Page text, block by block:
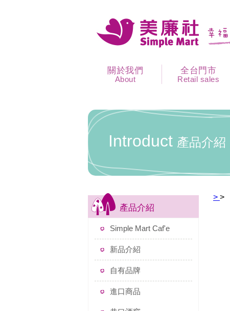
關於我們
About
全台門市
Retail sales
Introduct 產品介紹
產品介紹
Simple Mart Caf'e
新品介紹
自有品牌
進口商品
> >